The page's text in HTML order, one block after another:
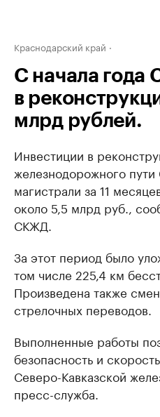
Краснодарский край
С начала
в
млрд рублей.
Инвестиции в
железнодорожного пути
магистрали за 11
около 5,5 млрд руб.,
СКЖД.
За этот период было
том числе 225,4 км
Произведена также
стрелочных переводов.
Выполненные работы
безопасность и
Северо-Кавказской
пресс-служба.